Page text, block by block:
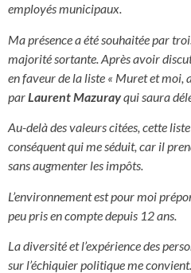
employés municipaux.
Ma présence a été souhaitée par
majorité sortante. Après avoir
en faveur de la liste « Muret et moi,
par Laurent Mazurayqui saura
Au-delà des valeurs citées, cette
conséquent qui me séduit, car il
sans augmenter les impôts.
L’environnement est pour moi
peu pris en compte depuis 12 ans.
La diversité et l’expérience des
sur l’échiquier politique me